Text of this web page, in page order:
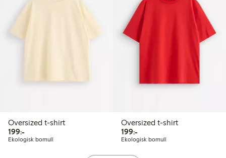
Oversized t-shirt
199:-199,00 kr
Ekologisk bomull
Oversized t-shirt
199:-199,00 kr
Ekologisk bomull